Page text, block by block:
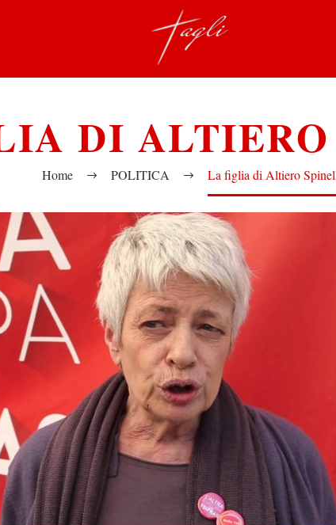
DI
Home POLITICA La figlia di Altiero